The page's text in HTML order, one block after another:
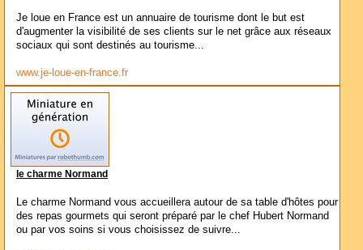
Je loue en France est un annuaire de tourisme dont le but est
d'augmenter la visibilité de ses clients sur le net grâce aux réseaux
sociaux qui sont destinés au tourisme...
www.je-loue-en-france.fr
le charme Normand
Le charme Normand vous accueillera autour de sa table d'hôtes pour
des repas gourmets qui seront préparé par le chef Hubert Normand
ou par vos soins si vous choisissez de suivre...